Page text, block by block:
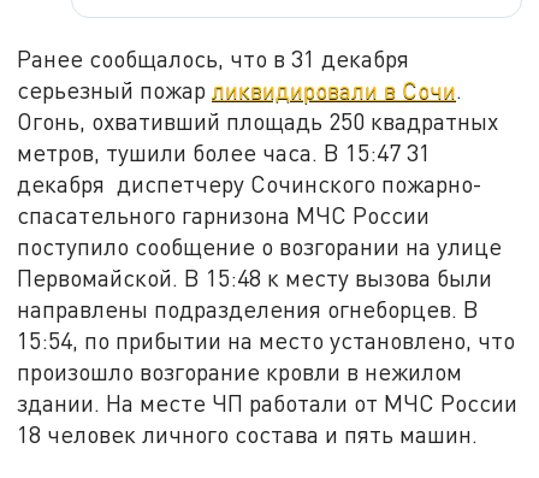
Ранее сообщалось, что в 31 декабря
серьезный пожарликвидировали в Сочи.
Огонь, охвативший площадь 250 квадратных
метров, тушили более часа. В 15:47 31
декабря диспетчеру Сочинского пожарно-
спасательного гарнизона МЧС России
поступило сообщение о возгорании на улице
Первомайской. В 15:48 к месту вызова были
направлены подразделения огнеборцев. В
15:54, по прибытии на место установлено, что
произошло возгорание кровли в нежилом
здании. На месте ЧП работали от МЧС России
18 человек личного состава и пять машин.